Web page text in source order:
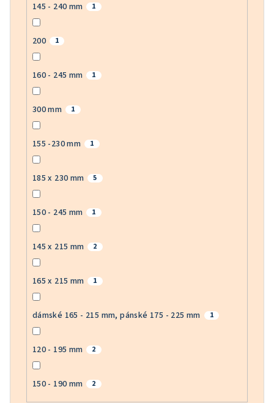
145 - 240 mm 1
200 1
160 - 245 mm 1
300 mm 1
155 -230 mm 1
185 x 230 mm 5
150 - 245 mm 1
145 x 215 mm 2
165 x 215 mm 1
dámské 165 - 215 mm, pánské 175 - 225 mm 1
120 - 195 mm 2
150 - 190 mm 2